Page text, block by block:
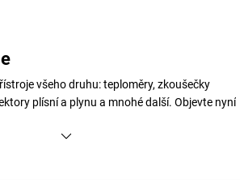
všeho druhu: teploměry, zkoušečky
plísní a plynu a mnohé další. Objevte nyní